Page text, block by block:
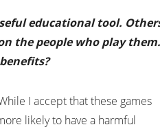
educational tool.
the people who play them.
I accept that these games
likely to have a harmful